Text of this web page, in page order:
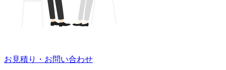
お見積り・お問い合わせ